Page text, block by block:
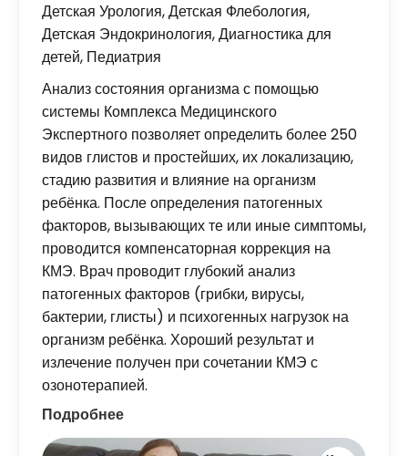
Детская Урология,Детская Флебология,
Детская Эндокринология,Диагностика для
детей, Педиатрия
Анализ состояния организма с помощью
системы Комплекса Медицинского
Экспертного позволяет определить более 250
видов глистов и простейших, их локализацию,
стадию развития и влияние на организм
ребёнка. После определения патогенных
факторов, вызывающих те или иные симптомы,
проводится компенсаторная коррекция на
КМЭ. Врач проводит глубокий анализ
патогенных факторов (грибки, вирусы,
бактерии, глисты) и психогенных нагрузок на
организм ребёнка. Хороший результат и
излечение получен при сочетании КМЭ с
озонотерапией.
Подробнее